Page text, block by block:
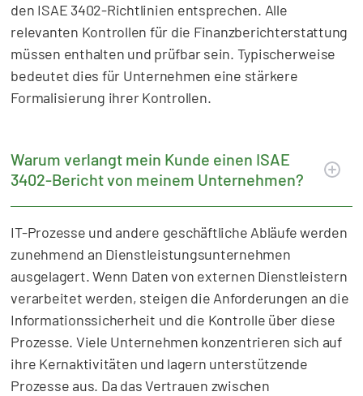
den ISAE 3402-Richtlinien entsprechen. Alle
relevanten Kontrollen für die Finanzberichterstattung
müssen enthalten und prüfbar sein. Typischerweise
bedeutet dies für Unternehmen eine stärkere
Formalisierung ihrer Kontrollen.
Warum verlangt mein Kunde einen ISAE
3402-Bericht von meinem Unternehmen?
IT-Prozesse und andere geschäftliche Abläufe werden
zunehmend an Dienstleistungsunternehmen
ausgelagert. Wenn Daten von externen Dienstleistern
verarbeitet werden, steigen die Anforderungen an die
Informationssicherheit und die Kontrolle über diese
Prozesse. Viele Unternehmen konzentrieren sich auf
ihre Kernaktivitäten und lagern unterstützende
Prozesse aus. Da das Vertrauen zwischen